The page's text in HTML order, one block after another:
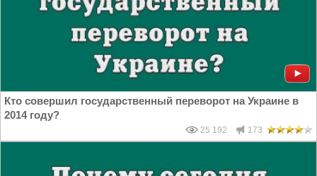
Кто совершил государственный переворот на Украине в
2014 году?
25 192 173